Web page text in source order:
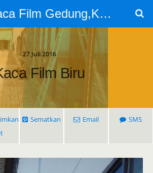
Jual Kaca Film Gedung,Kaca Film 3m
27 Juli 2016
Film Biru
Sematkan Email SMS